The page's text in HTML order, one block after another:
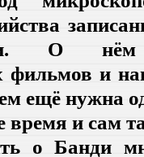
О
фильмов и
ещё нужна
время и сам
о Банди